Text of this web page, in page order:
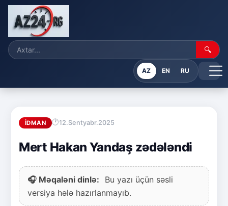
🔍
AZ EN RU
İDMAN 12.Sentyabr.2025
Mert Hakan Yandaş zədələndi
🎧 Məqaləni dinlə:
Bu yazı üçün səsli
versiya hələ hazırlanmayıb.